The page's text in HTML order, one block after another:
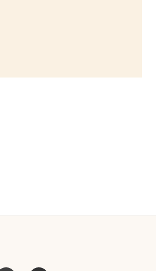
site web: Matériel